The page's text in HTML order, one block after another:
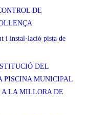
DE
i instal·lació pista de
DEL
PISCINA MUNICIPAL
A LA MILLORA DE